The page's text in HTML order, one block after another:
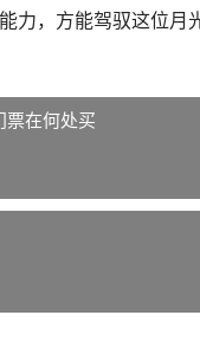
力，方能驾驭这位月
票在何处买